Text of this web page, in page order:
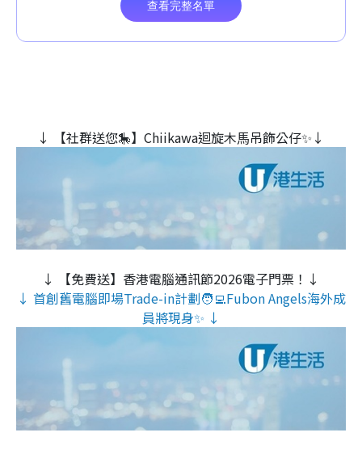
↓ 【社群送您🎠】Chiikawa迴旋木⾺吊飾公仔✨↓
↓ 【免費送】香港電腦通訊節2026電子門票！↓
↓ 首創舊電腦即場Trade-in計劃🧑‍💻Fubon Angels海外成
員將現身✨ ↓